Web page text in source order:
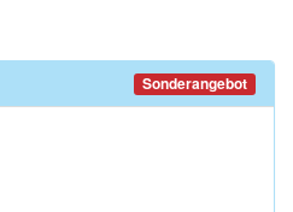
Sonderangebot